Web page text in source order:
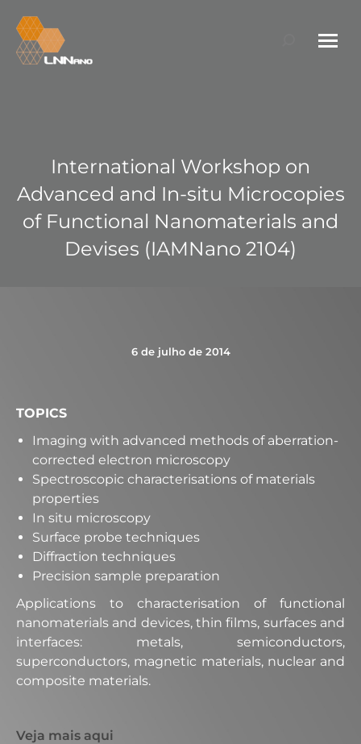
Search:
International Workshop on
Advanced and In-situ Microcopies
of Functional Nanomaterials and
Devises (IAMNano 2104)
6 de julho de 2014
TOPICS
Imaging with advanced methods of aberration-
corrected electron microscopy
Spectroscopic characterisations of materials
properties
In situ microscopy
Surface probe techniques
Diffraction techniques
Precision sample preparation
Applications to characterisation of functional
nanomaterials and devices, thin films, surfaces and
interfaces: metals, semiconductors,
superconductors, magnetic materials, nuclear and
composite materials.
Veja mais aqui